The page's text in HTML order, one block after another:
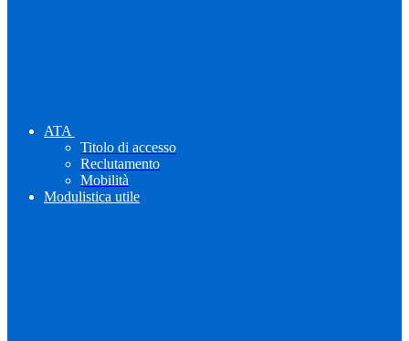
ATA
Titolo di accesso
Reclutamento
Mobilità
Modulistica utile